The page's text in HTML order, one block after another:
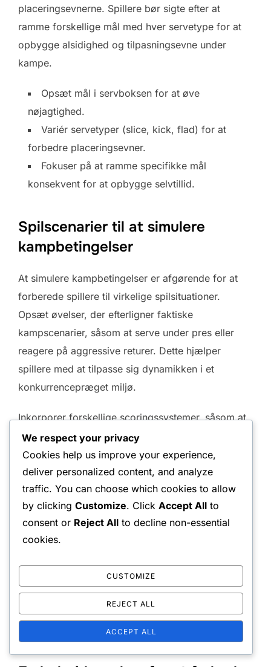
placeringsevnerne. Spillere bør sigte efter at
ramme forskellige mål med hver servetype for at
opbygge alsidighed og tilpasningsevne under
kampe.
Opsæt mål i servboksen for at øve
nøjagtighed.
Variér servetyper (slice, kick, flad) for at
forbedre placeringsevner.
Fokuser på at ramme specifikke mål
konsekvent for at opbygge selvtillid.
Spilscenarier til at simulere
kampbetingelser
At simulere kampbetingelser er afgørende for at
forberede spillere til virkelige spilsituationer.
Opsæt øvelser, der efterligner faktiske
kampscenarier, såsom at serve under pres eller
reagere på aggressive returer. Dette hjælper
spillere med at tilpasse sig dynamikken i et
konkurrencepræget miljø.
Inkorporer forskellige scoringssystemer, såsom at
spille til et bestemt pointantal eller bruge et
tiebreak-format. Dette tilføjer et element af
konkurrence og hastighed, hvilket opfordrer
spillere til at fokusere og udføre deres strategier
effektivt.
Øv at serve under pres, der simulerer kamp
Brug varierede scoringssystemer for at
forbedre den konkurrenceprægede ånd.
Inkorporer forskellige returstile for at
forberede dig på forskellige modstandere.
We respect your privacy
Cookies help us improve your experience,
deliver personalized content, and analyze
traffic. You can choose which cookies to allow
by clicking Customize. Click Accept All to
consent or Reject All to decline non-essential
cookies.
CUSTOMIZE
REJECT ALL
ACCEPT ALL